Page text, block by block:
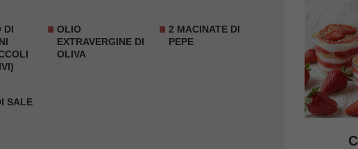
DI
OLIO
EXTRAVERGINE DI
OLIVA
2 MACINATE DI
PEPE
SALE